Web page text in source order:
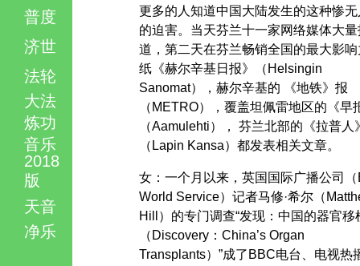
普度
济世
法轮
大法
炼功
音乐
2018
版
天音
净乐
更多的人知道中国大陆发生的这种惨无
的迫害。当天芬兰十一家网络媒体大量
道，第二天在芬兰畅销全国的最大影响
纸《赫尔辛基日报》（Helsingin
Sanomat），赫尔辛基的 《地铁》报
（METRO），覆盖坦佩雷地区的《早
（Aamulehti）， 芬兰北部的《拉普人
（Lapin Kansa）都发表相关文章。
女：一个月以来，英国国际广播公司
World Service）记者马修·希尔（
Hill）的专门调查“发现：中国的器官移
（Discovery：China’s Organ
Transplants）”成了BBC电台、电视热